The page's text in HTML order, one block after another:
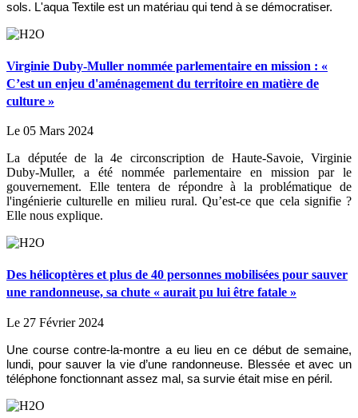
sols. L'aqua Textile est un matériau qui tend à se démocratiser.
Virginie Duby-Muller nommée parlementaire en mission : «
C’est un enjeu d'aménagement du territoire en matière de
culture »
Le 05 Mars 2024
La députée de la 4e circonscription de Haute-Savoie, Virginie
Duby-Muller, a été nommée parlementaire en mission par le
gouvernement. Elle tentera de répondre à la problématique de
l'ingénierie culturelle en milieu rural. Qu’est-ce que cela signifie ?
Elle nous explique.
Des hélicoptères et plus de 40 personnes mobilisées pour sauver
une randonneuse, sa chute « aurait pu lui être fatale »
Le 27 Février 2024
Une course contre-la-montre a eu lieu en ce début de semaine,
lundi, pour sauver la vie d’une randonneuse. Blessée et avec un
téléphone fonctionnant assez mal, sa survie était mise en péril.